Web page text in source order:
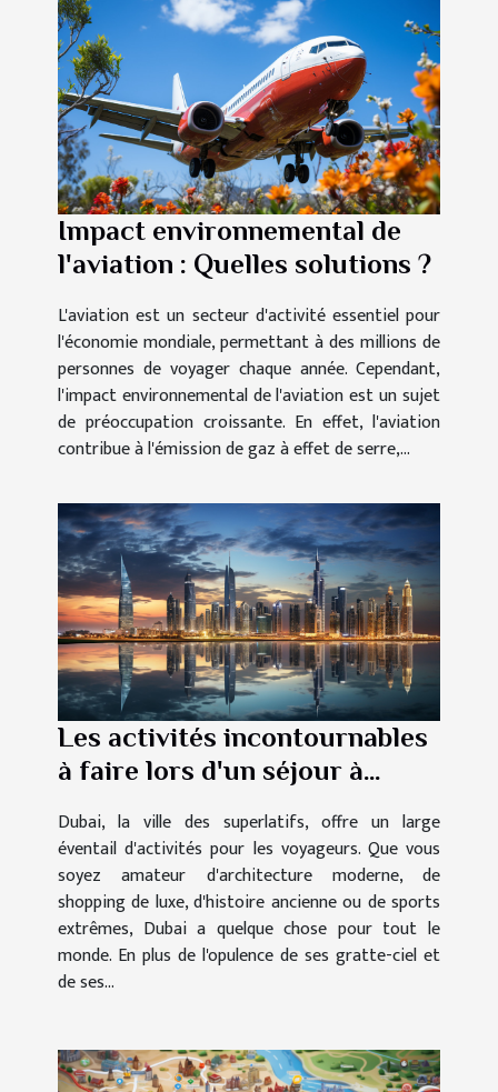
Impact environnemental de
l'aviation : Quelles solutions ?
L'aviation est un secteur d'activité essentiel pour
l'économie mondiale, permettant à des millions de
personnes de voyager chaque année. Cependant,
l'impact environnemental de l'aviation est un sujet
de préoccupation croissante. En effet, l'aviation
contribue à l'émission de gaz à effet de serre,...
Les activités incontournables
à faire lors d'un séjour à
Dubai, la ville des superlatifs, offre un large
éventail d'activités pour les voyageurs. Que vous
soyez amateur d'architecture moderne, de
shopping de luxe, d'histoire ancienne ou de sports
extrêmes, Dubai a quelque chose pour tout le
monde. En plus de l'opulence de ses gratte-ciel et
de ses...